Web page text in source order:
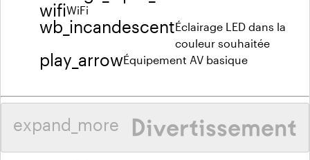
wifiWiFi
wb_incandescentÉclairage LED dans la
couleur souhaitée
play_arrowÉquipement AV basique
expand_more Divertissement